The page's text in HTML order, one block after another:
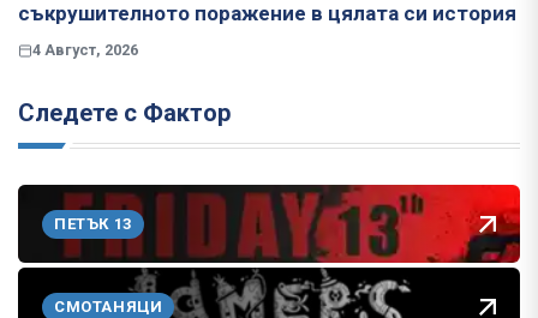
съкрушителното поражение в цялата си история
4 Август, 2026
Следете с Фактор
ПЕТЪК 13
СМОТАНЯЦИ